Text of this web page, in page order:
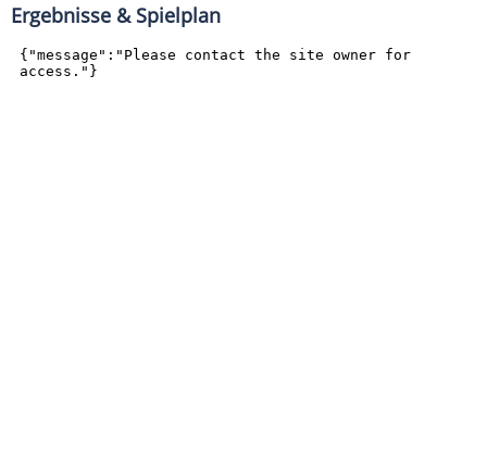
Ergebnisse & Spielplan